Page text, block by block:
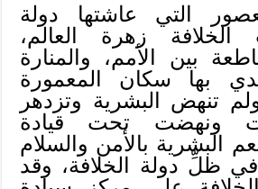
التي عاشتها دولة
الخلافة زهرة العالم،
بين الأمم، والمنارة
بها سكان المعمورة
تنهض البشرية وتزدهر
ونهضت تحت قيادة
البشرية بالأمن والسلام
ظلِّ دولة الخلافة، وقد